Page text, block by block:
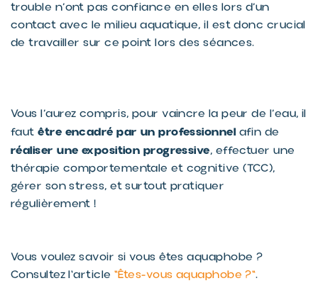
trouble n’ont pas confiance en elles lors d’un
contact avec le milieu aquatique, il est donc crucial
de travailler sur ce point lors des séances.
Vous l’aurez compris, pour vaincre la peur de l’eau, il
fautêtre encadré par un professionnel afin de
réaliser une exposition progressive, effectuer une
thérapie comportementale et cognitive (TCC),
gérer son stress, et surtout pratiquer
régulièrement !
Vous voulez savoir si vous êtes aquaphobe ?
Consultez l'article "Êtes-vous aquaphobe ?".